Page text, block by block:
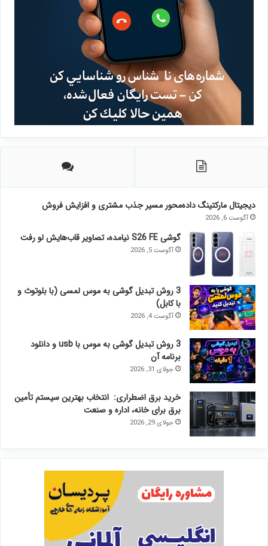
دیجیتال مارکتینگ داده‌محور مسیر جذب مشتری و افزایش فروش
آگوست 6, 2026
گوشی S26 FE نیامده، تصاویر قاب‌هایش لو رفت
آگوست 5, 2026
3 روش تبدیل گوشی به موس لمسی (با بلوتوث و
با کابل)
آگوست 4, 2026
3 روش تبدیل گوشی به موس با usb و دانلود
برنامه آن
جولای 31, 2026
خرید برق اضطراری: انتخاب بهترین سیستم تأمین
برق برای خانه، اداره و صنعت
جولای 29, 2026